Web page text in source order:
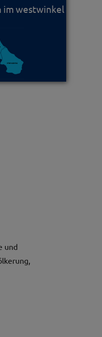
im westwinkel
und